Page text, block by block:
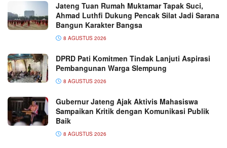
Jateng Tuan Rumah Muktamar Tapak Suci,
Ahmad Luthfi Dukung Pencak Silat Jadi Sarana
Bangun Karakter Bangsa
8 AGUSTUS 2026
DPRD Pati Komitmen Tindak Lanjuti Aspirasi
Pembangunan Warga Slempung
8 AGUSTUS 2026
Gubernur Jateng Ajak Aktivis Mahasiswa
Sampaikan Kritik dengan Komunikasi Publik
Baik
8 AGUSTUS 2026